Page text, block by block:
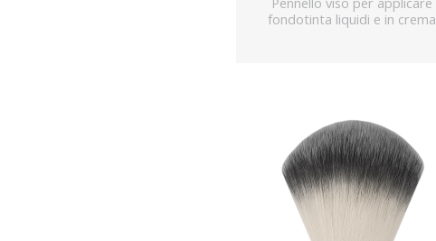
fondotinta liquidi e in crema